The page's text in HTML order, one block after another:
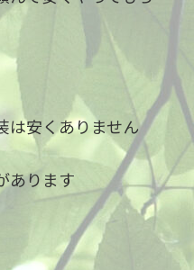
は安くありません
あります